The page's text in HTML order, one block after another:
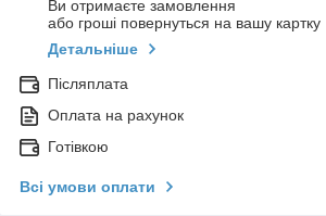
Ви отримаєте замовлення
або гроші повернуться на вашу картку
Детальніше
Післяплата
Оплата на рахунок
Готівкою
Всі умови оплати